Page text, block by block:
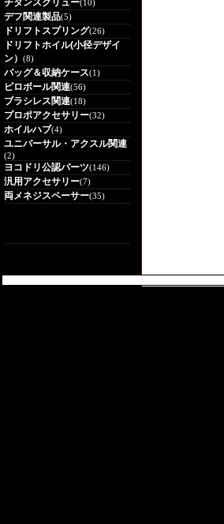
チタンスクリュー(10)
デフ関連製品(5)
ドリフトスプリング(26)
ドリフトホイル(小径デザイ
ン） (8)
バッグ＆収納ケース(1)
ピロボール関連(56)
ブラシレス関連(18)
プロポアクセサリー(32)
ホイルハブ(4)
ユニバーサル・アクスル関連
(2)
ヨコドリ公認パーツ(146)
汎用アクセサリー(7)
両メネジスペーサー(35)